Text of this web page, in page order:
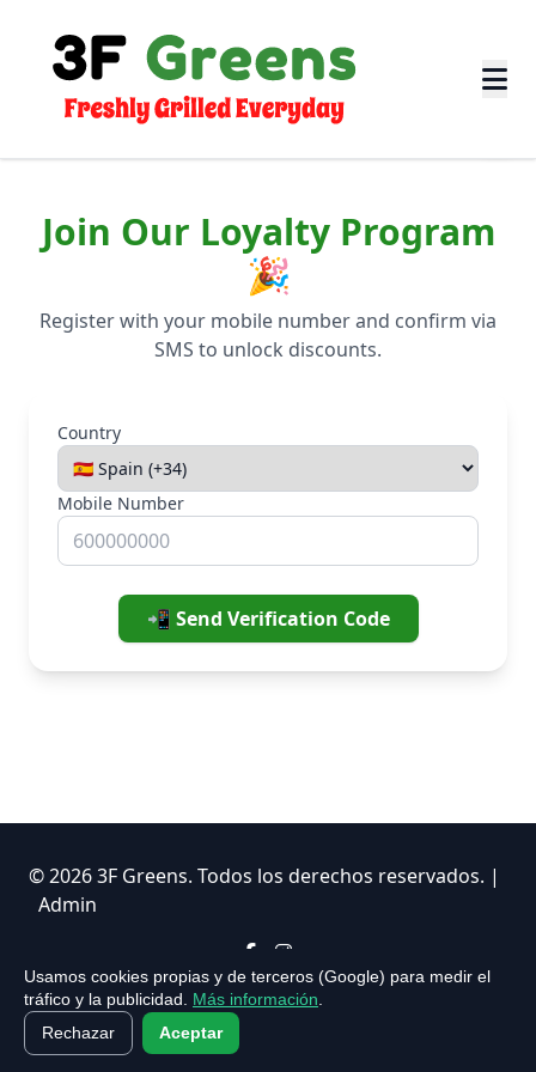
Join Our Loyalty Program
🎉
Register with your mobile number and confirm via
SMS to unlock discounts.
Country
Mobile Number
📲 Send Verification Code
© 2026 3F Greens. Todos los derechos reservados. |
Admin
Avenida Alfonso el Sabio, 23, 03001 Alicante ·
+34 865 83 11 17
L–V 11:00–23:00 · S 12:00–23:00 · D cerrado
Usamos cookies propias y de terceros (Google) para medir el
tráfico y la publicidad. Más información
Rechazar
Aceptar